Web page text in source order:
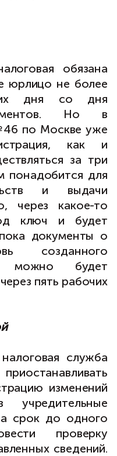
обязана
юрлицо не более
дня со дня
Но в
по Москве уже
как и
за три
для
и выдачи
через какое-то
ключ и будет
документы о
созданного
можно будет
пять рабочих
служба
изменений
срок до одного
проверку
сведений.